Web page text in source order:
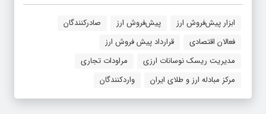
ابزار پیش‌فروش ارز پیش‌فروش ارز
صادرکنندگان
فعالان اقتصادی
قرارداد پیش فروش ارز
مدیریت ریسک نوسانات ارزی
مراودات تجاری
مرکز مبادله ارز و طلای ایران
واردکنندگان